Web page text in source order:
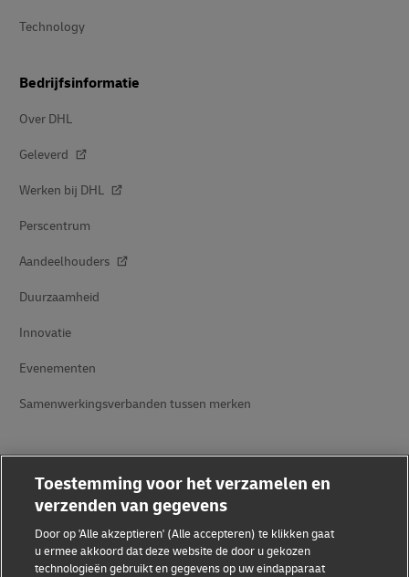
Technology
Bedrijfsinformatie
Over DHL
Geleverd
Werken bij DHL
Perscentrum
Aandeelhouders
Duurzaamheid
Innovatie
Evenementen
Samenwerkingsverbanden tussen merken
Fraudebewustzijn
Toestemming voor het verzamelen en
verzenden van gegevens
Door op 'Alle akzeptieren' (Alle accepteren) te klikken gaat
u ermee akkoord dat deze website de door u gekozen
technologieën gebruikt en gegevens op uw eindapparaat